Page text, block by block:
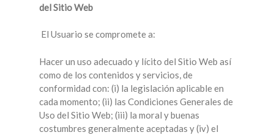
del Sitio Web
El Usuario se compromete a:
Hacer un uso adecuado y lícito del Sitio Web así
como de los contenidos y servicios, de
conformidad con: (i) la legislación aplicable en
cada momento; (ii) las Condiciones Generales de
Uso del Sitio Web; (iii) la moral y buenas
costumbres generalmente aceptadas y (iv) el